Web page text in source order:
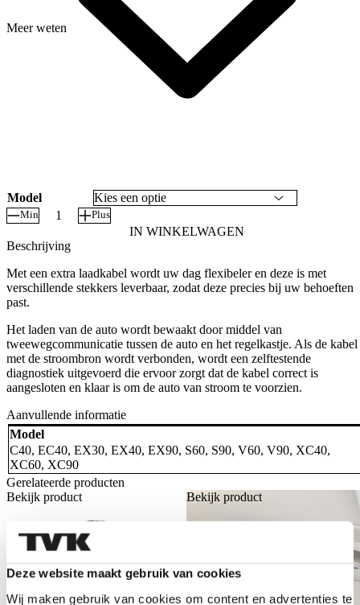
Deze website maakt gebruik van cookies
Wij maken gebruik van cookies om content en advertenties te
Meer weten
Model
Laadkabel
IEC
3P-
16A
3
fase,
rode
stekker
aantal
Plus
Min
IN WINKELWAGEN
Beschrijving
Met een extra laadkabel wordt uw dag flexibeler en deze is met
verschillende stekkers leverbaar, zodat deze precies bij uw behoeften
past.
Het laden van de auto wordt bewaakt door middel van
tweewegcommunicatie tussen de auto en het regelkastje. Als de kabel
met de stroombron wordt verbonden, wordt een zelftestende
diagnostiek uitgevoerd die ervoor zorgt dat de kabel correct is
aangesloten en klaar is om de auto van stroom te voorzien.
Aanvullende informatie
Model
C40, EC40, EX30, EX40, EX90, S60, S90, V60, V90, XC40,
XC60, XC90
Gerelateerde producten
Bekijk product
Bekijk product